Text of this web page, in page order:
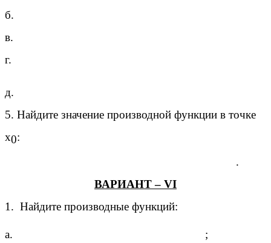
б.
в.
г.
д.
5. Найдите значение производной функции в точке
х0:
.
ВАРИАНТ – VI
1. Найдите производные функций:
а.
;